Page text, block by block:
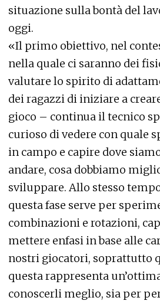
situazione sulla bontà del
oggi.
«Il primo obiettivo, nel
nella quale ci saranno dei
valutare lo spirito di
dei ragazzi di iniziare a
gioco – continua il tecnico
curioso di vedere con quale
in campo e capire dove
andare, cosa dobbiamo
sviluppare. Allo stesso
questa fase serve per
combinazioni e rotazioni,
mettere enfasi in base alle
nostri giocatori, soprattutto
questa rappresenta
conoscerli meglio, sia per